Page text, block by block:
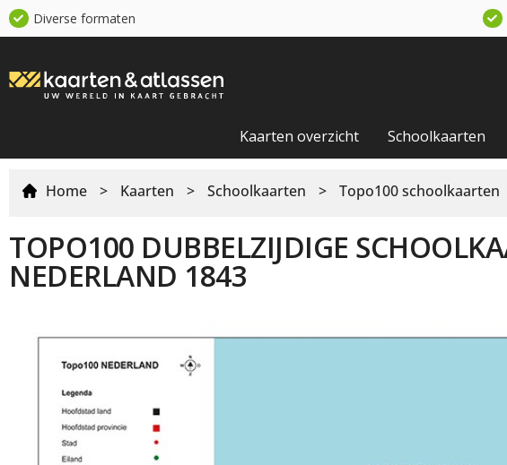
Diverse formaten
Kaarten overzicht Schoolkaarten
Home > Kaarten > Schoolkaarten > Topo100 schoolkaarten
TOPO100 DUBBELZIJDIGE
SCHOOLKAART NEDERLAND 1843